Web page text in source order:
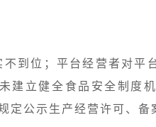
到位；平台经营者对平
建立健全食品安全制度
公示生产经营许可、备